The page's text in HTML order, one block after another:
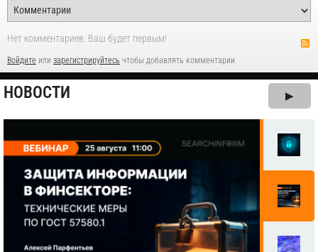
Нет комментариев. Ваш будет первым!
Войдите или зарегистрируйтесь чтобы добавлять комментарии
НОВОСТИ ▶